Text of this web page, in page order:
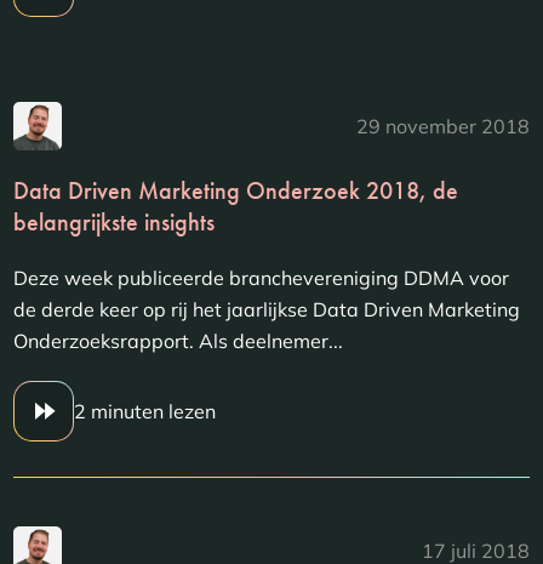
29 november 2018
Data Driven Marketing Onderzoek 2018, de
belangrijkste insights
Deze week publiceerde branchevereniging DDMA voor
de derde keer op rij het jaarlijkse Data Driven Marketing
Onderzoeksrapport. Als deelnemer...
2 minuten lezen
17 juli 2018